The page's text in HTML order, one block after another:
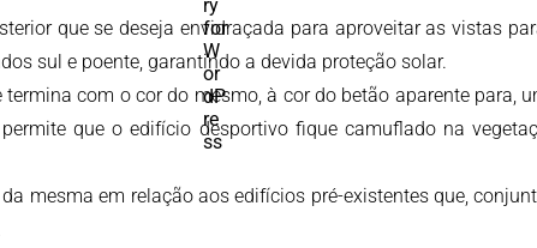
que se deseja envidraçada para aproveitar as vistas
sul e poente, garantindo a devida proteção solar.
com o cor do mesmo, à cor do betão aparente para,
que o edifício desportivo fique camuflado na
mesma em relação aos edifícios pré-existentes que,